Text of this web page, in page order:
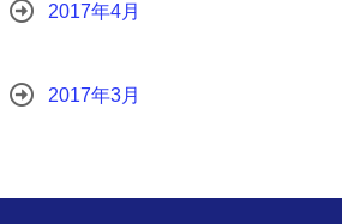
2017年4月
2017年3月